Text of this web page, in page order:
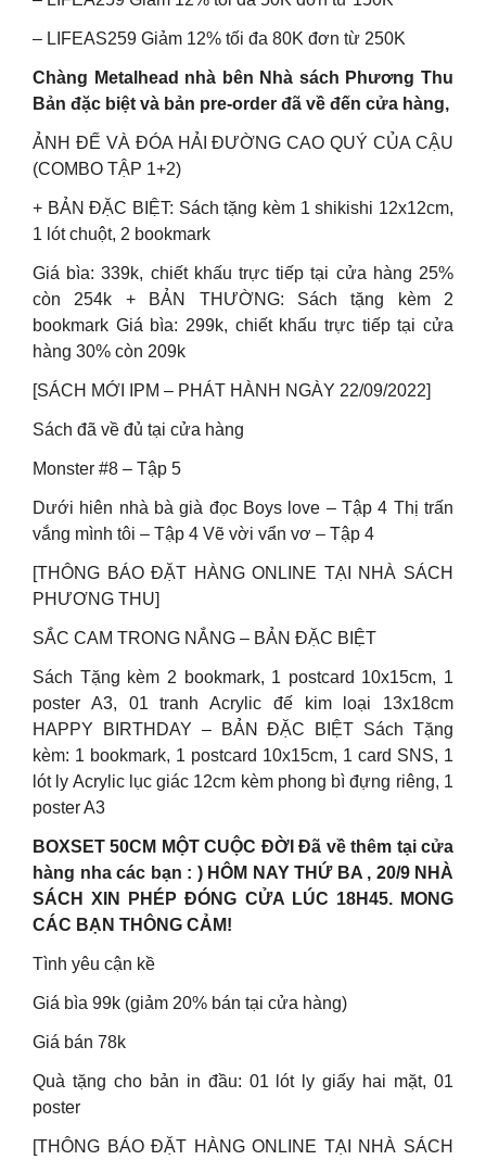
– LIFEAS259 Giảm 12% tối đa 80K đơn từ 250K
Chàng Metalhead nhà bên Nhà sách Phương Thu
Bản đặc biệt và bản pre-order đã về đến cửa hàng,
ẢNH ĐẾ VÀ ĐÓA HẢI ĐƯỜNG CAO QUÝ CỦA CẬU
(COMBO TẬP 1+2)
+ BẢN ĐẶC BIỆT: Sách tặng kèm 1 shikishi 12x12cm,
1 lót chuột, 2 bookmark
Giá bìa: 339k, chiết khấu trực tiếp tại cửa hàng 25%
còn 254k + BẢN THƯỜNG: Sách tặng kèm 2
bookmark Giá bìa: 299k, chiết khấu trực tiếp tại cửa
hàng 30% còn 209k
[SÁCH MỚI IPM – PHÁT HÀNH NGÀY 22/09/2022]
Sách đã về đủ tại cửa hàng
Monster #8 – Tập 5
Dưới hiên nhà bà già đọc Boys love – Tập 4 Thị trấn
vắng mình tôi – Tập 4 Vẽ vời vẩn vơ – Tập 4
[THÔNG BÁO ĐẶT HÀNG ONLINE TẠI NHÀ SÁCH
PHƯƠNG THU]
SẮC CAM TRONG NẮNG – BẢN ĐẶC BIỆT
Sách Tặng kèm 2 bookmark, 1 postcard 10x15cm, 1
poster A3, 01 tranh Acrylic đế kim loại 13x18cm
HAPPY BIRTHDAY – BẢN ĐẶC BIỆT Sách Tặng
kèm: 1 bookmark, 1 postcard 10x15cm, 1 card SNS, 1
lót ly Acrylic lục giác 12cm kèm phong bì đựng riêng, 1
poster A3
BOXSET 50CM MỘT CUỘC ĐỜI Đã về thêm tại cửa
hàng nha các bạn : ) HÔM NAY THỨ BA , 20/9 NHÀ
SÁCH XIN PHÉP ĐÓNG CỬA LÚC 18H45. MONG
CÁC BẠN THÔNG CẢM!
Tình yêu cận kề
Giá bìa 99k (giảm 20% bán tại cửa hàng)
Giá bán 78k
Quà tặng cho bản in đầu: 01 lót ly giấy hai mặt, 01
poster
[THÔNG BÁO ĐẶT HÀNG ONLINE TẠI NHÀ SÁCH